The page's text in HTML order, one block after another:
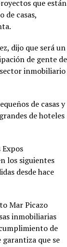
que están
de casas,
dijo que será un
de gente de
inmobiliario
de casas y
de hoteles
los siguientes
desde hace
Mar Picazo
inmobiliarias
de
garantiza que se